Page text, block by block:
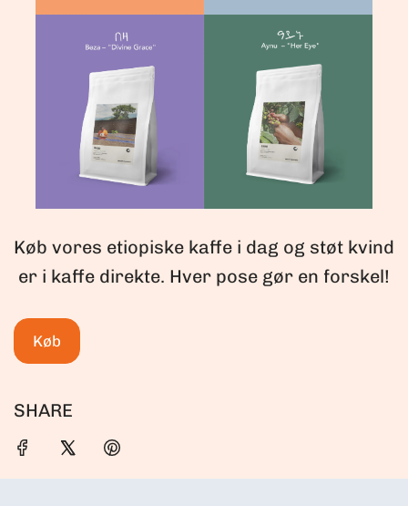
Køb vores etiopiske kaffe i dag og støt kvind
er i kaffe direkte. Hver pose gør en forskel!
Køb
SHARE